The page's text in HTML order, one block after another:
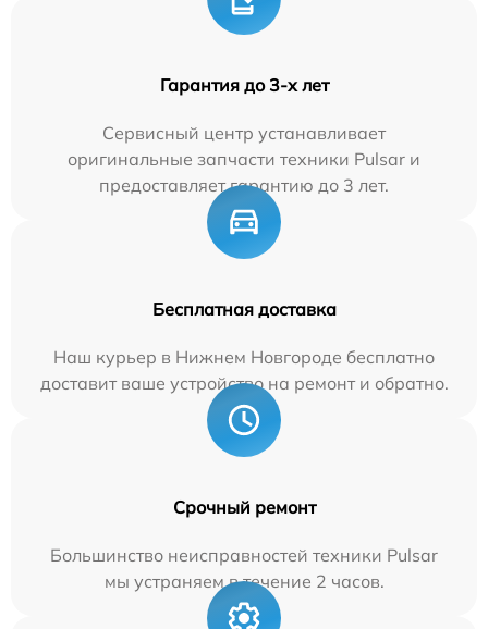
Гарантия до 3-х лет
Сервисный центр устанавливает
оригинальные запчасти техники Pulsar и
предоставляет гарантию до 3 лет.
Бесплатная доставка
Наш курьер в Нижнем Новгороде бесплатно
доставит ваше устройство на ремонт и обратно.
Срочный ремонт
Большинство неисправностей техники Pulsar
мы устраняем в течение 2 часов.